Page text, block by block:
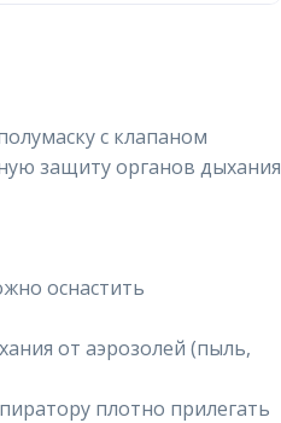
с клапаном
защиту органов дыхания
оснастить
от аэрозолей (пыль,
плотно прилегать